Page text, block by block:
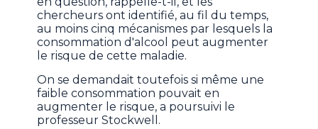
chercheurs ont identifié, au fil du temps,
au moins cinq mécanismes par lesquels la
consommation d'alcool peut augmenter
le risque de cette maladie.
On se demandait toutefois si même une
faible consommation pouvait en
augmenter le risque, a poursuivi le
professeur Stockwell.